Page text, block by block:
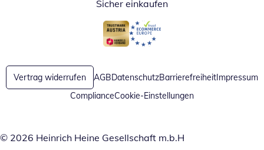
Sicher einkaufen
Öffnet in neuem Fenster
Öffnet in neuem Fenster
Vertrag widerrufen AGBDatenschutzBarrierefreiheitImpressum
ComplianceCookie-Einstellungen
© 2026 Heinrich Heine Gesellschaft m.b.H